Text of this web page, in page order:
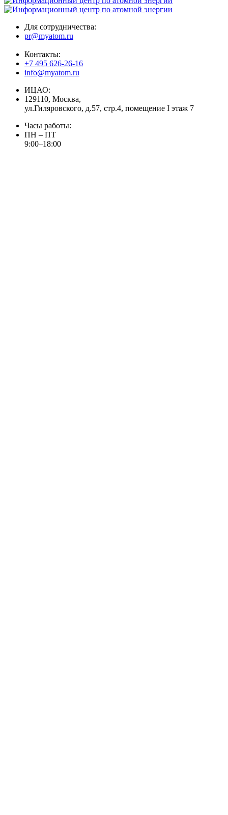
Для сотрудничества:
pr@myatom.ru
Контакты:
+7 495 626-26-16
info@myatom.ru
ИЦАО:
129110, Москва,
ул.Гиляровского, д.57, стр.4, помещение I этаж 7
Часы работы:
ПН – ПТ
9:00–18:00